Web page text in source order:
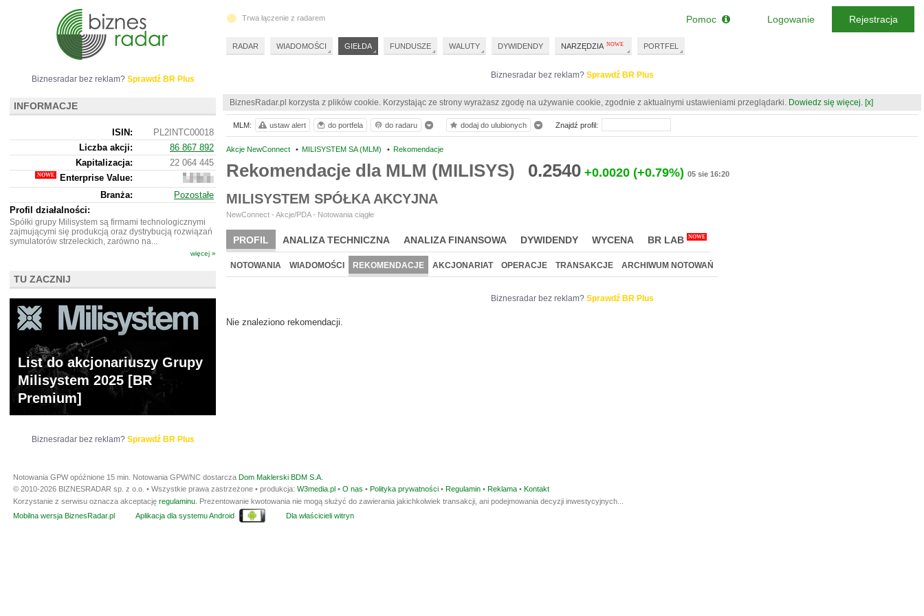
Biznesradar bez reklam? Sprawdź BR Plus
BiznesRadar.pl korzysta z plików cookie. Korzystając ze strony wyrażasz zgodę na używanie cookie, zgodnie z aktualnymi ustawieniami przeglądarki. Dowiedz się więcej. [x]
Akcje NewConnect • MILISYSTEM SA (MLM) • Rekomendacje
Rekomendacje dla MLM (MILISYS) 0.2540 +0.0020 (+0.79%) 05 sie 16:20
MILISYSTEM SPÓŁKA AKCYJNA
NewConnect - Akcje/PDA - Notowania ciągłe
PROFIL ANALIZA TECHNICZNA ANALIZA FINANSOWA DYWIDENDY WYCENA BR LAB NOWE
NOTOWANIA WIADOMOŚCI REKOMENDACJE AKCJONARIAT OPERACJE TRANSAKCJE ARCHIWUM NOTOWAŃ
Biznesradar bez reklam? Sprawdź BR Plus
Nie znaleziono rekomendacji.
MLM: ustaw alert do portfela do radaru dodaj do ulubionych Znajdź profil:
Biznesradar bez reklam? Sprawdź BR Plus
INFORMACJE
ISIN:
PL2INTC00018
Liczba akcji:
86 867 892
Kapitalizacja:
22 064 445
Enterprise Value:
19
101
445
Branża:
Pozostałe
Profil działalności:
Spółki grupy Milisystem są firmami technologicznymi
zajmującymi się produkcją oraz dystrybucją rozwiązań
symulatorów strzeleckich, zarówno na...
więcej »
TU ZACZNIJ
List do akcjonariuszy Grupy
Milisystem 2025 [BR
Premium]
Biznesradar bez reklam? Sprawdź BR Plus
Trwa łączenie z radarem
RADAR WIADOMOŚCI GIEŁDA FUNDUSZE WALUTY DYWIDENDY NARZĘDZIA PORTFEL
Pomoc Logowanie Rejestracja
Notowania GPW opóźnione 15 min. Notowania GPW/NC dostarcza Dom Maklerski BDM S.A.
© 2010-2026 BIZNESRADAR sp. z o.o. • Wszystkie prawa zastrzeżone • produkcja: W3media.pl • O nas • Polityka prywatności • Regulamin • Reklama • Kontakt
Korzystanie z serwisu oznacza akceptację regulaminu . Prezentowanie kwotowania nie mogą służyć do zawierania jakichkolwiek transakcji, ani podejmowania decyzji inwestycyjnych...
Mobilna wersja BiznesRadar.pl
Aplikacja dla systemu Android Dla właścicieli witryn